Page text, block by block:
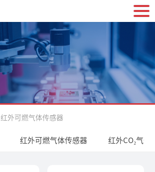
红外可燃气体传感器 红外CO₂气体
红外可燃气体传感器